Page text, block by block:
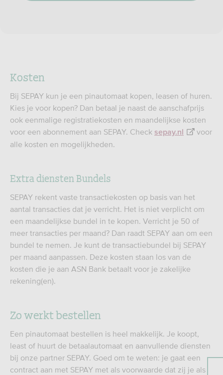
Kosten
Bij SEPAY kun je een pinautomaat kopen, leasen of huren.
Kies je voor kopen? Dan betaal je naast de aanschafprijs
ook eenmalige registratiekosten en maandelijkse kosten
voor een abonnement aan SEPAY. Check sepay.nl
voor
alle kosten en mogelijkheden.
Extra diensten Bundels
SEPAY rekent vaste transactiekosten op basis van het
aantal transacties dat je verricht. Het is niet verplicht om
een maandelijkse bundel in te kopen. Verricht je 50 of
meer transacties per maand? Dan raadt SEPAY aan om een
bundel te nemen. Je kunt de transactiebundel bij SEPAY
per maand aanpassen. Deze kosten staan los van de
kosten die je aan ASN Bank betaalt voor je zakelijke
rekening(en).
Zo werkt bestellen
Een pinautomaat bestellen is heel makkelijk. Je koopt,
least of huurt de betaalautomaat en aanvullende diensten
bij onze partner SEPAY. Goed om te weten: je gaat een
contract aan met SEPAY met als voorwaarde dat zij je als